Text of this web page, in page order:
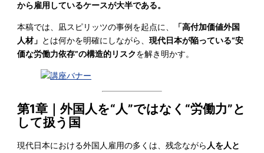
から雇用しているケースが大半である。
本稿では、凪スピリッツの事例を起点に、
「高付加価値外国
人材」 とは何かを明確にしながら、現代日本が陥っている“安
価な労働力依存”の構造的リスクを解き明かす。
第1章｜外国人を“人”ではなく“労働力”と
して扱う国
現代日本における外国人雇用の多くは、残念ながら 人を人と